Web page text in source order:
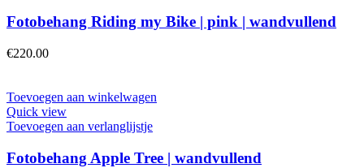
Fotobehang Riding my Bike | pink | wandvullend
€220.00
Toevoegen aan winkelwagen
Quick view
Toevoegen aan verlanglijstje
Fotobehang Apple Tree | wandvullend